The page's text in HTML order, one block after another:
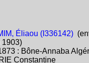
Éliaou (I336142)
1903)
: Bône-Annaba
Constantine